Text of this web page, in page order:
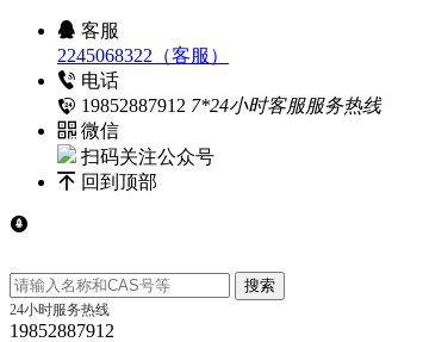
客服
2245068322（客服）
电话
19852887912 7*24小时客服服务热线
微信
扫码关注公众号
回到顶部
24小时服务热线
19852887912